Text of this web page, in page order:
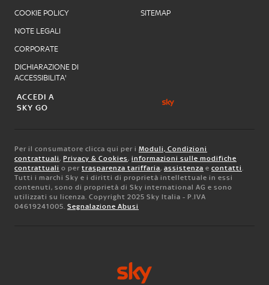
COOKIE POLICY
NOTE LEGALI
CORPORATE
DICHIARAZIONE DI
ACCESSIBILITA'
SITEMAP
ACCEDI A
SKY GO
Per il consumatore clicca qui per i Moduli, Condizioni
contrattuali, Privacy & Cookies, informazioni sulle modifiche
contrattuali o per trasparenza tariffaria, assistenza e contatti.
Tutti i marchi Sky e i diritti di proprietà intellettuale in essi
contenuti, sono di proprietà di Sky international AG e sono
utilizzati su licenza. Copyright 2025 Sky Italia - P.IVA
04619241005. Segnalazione Abusi